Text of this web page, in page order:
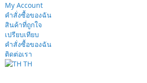
My Account
คำสั่งซื้อของฉัน
สินค้าที่ถูกใจ
เปรียบเทียบ
คำสั่งซื้อของฉัน
ติดต่อเรา
TH